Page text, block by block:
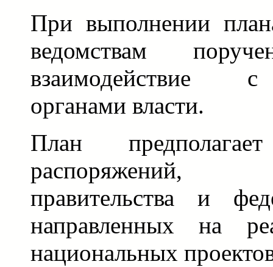
При выполнении
ведомствам
взаимодействие
органами власти.
План
распоряжений,
правительства и
направленных на
национальных